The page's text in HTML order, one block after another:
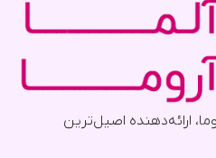
ارائه‌دهنده اصیل‌ترین